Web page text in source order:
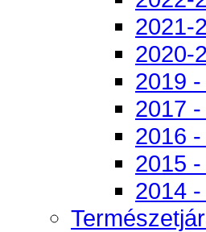
2021-
2020-
2019
2017
2016
2015
2014